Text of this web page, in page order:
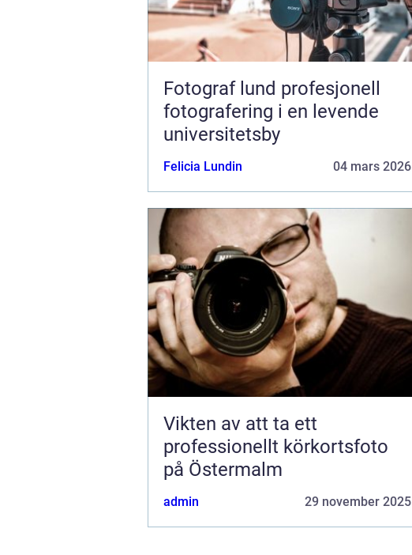
Fotograf lund profesjonell
fotografering i en levende
universitetsby
Felicia Lundin 04 mars 2026
Vikten av att ta ett
professionellt körkortsfoto
på Östermalm
admin 29 november 2025